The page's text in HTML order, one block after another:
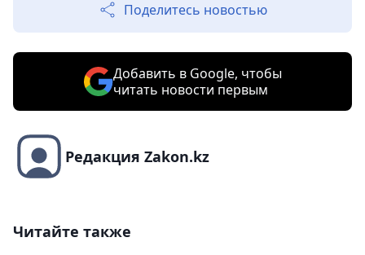
Поделитесь новостью
Добавить в Google, чтобы
читать новости первым
Редакция Zakon.kz
Читайте также